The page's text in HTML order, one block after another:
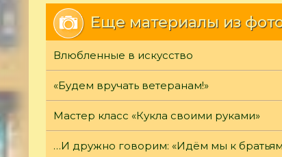
Еще материалы из
Влюбленные в искусство
«Будем вручать ветеранам!»
Мастер класс «Кукла своими руками»
…И дружно говорим: «Идём мы к